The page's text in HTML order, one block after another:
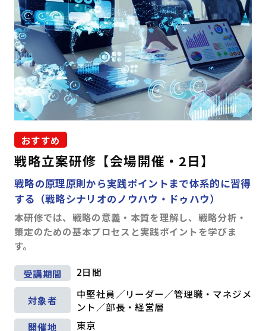
おすすめ
戦略立案研修【会場開催・2日】
戦略の原理原則から実践ポイントまで体系的に習得
する（戦略シナリオのノウハウ・ドゥハウ）
本研修では、戦略の意義・本質を理解し、戦略分析・
策定のための基本プロセスと実践ポイントを学びま
す。
受講期間 2日間
対象者
中堅社員／リーダー／管理職・マネジメ
ント／部長・経営層
開催地
東京